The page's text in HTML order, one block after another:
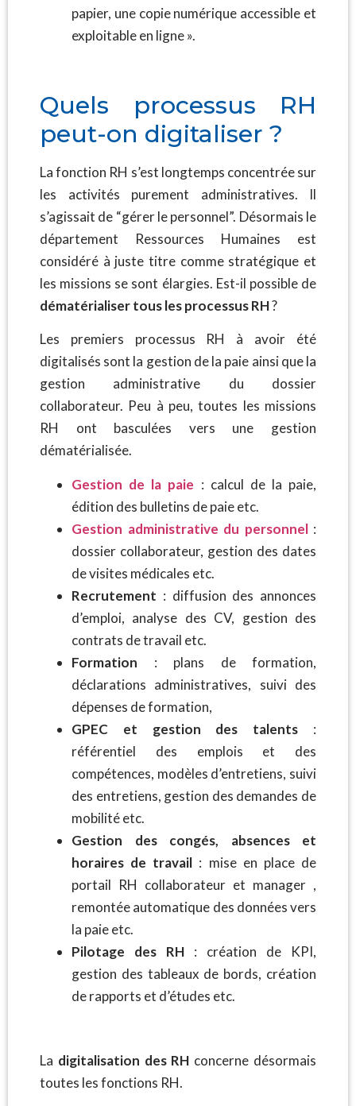
papier, une copie numérique accessible et
exploitable en ligne ».
Quels processus RH
peut-on digitaliser ?
La fonction RH s’est longtemps concentrée sur
les activités purement administratives. Il
s’agissait de “gérer le personnel”. Désormais le
département Ressources Humaines est
considéré à juste titre comme stratégique et
les missions se sont élargies. Est-il possible de
dématérialiser tous les processus RH?
Les premiers processus RH à avoir été
digitalisés sont la gestion de la paie ainsi que la
gestion administrative du dossier
collaborateur. Peu à peu, toutes les missions
RH ont basculées vers une gestion
dématérialisée.
Gestion de la paie : calcul de la paie,
édition des bulletins de paie etc.
Gestion administrative du personnel:
dossier collaborateur, gestion des dates
de visites médicales etc.
Recrutement : diffusion des annonces
d’emploi, analyse des CV, gestion des
contrats de travail etc.
Formation : plans de formation,
déclarations administratives, suivi des
dépenses de formation,
GPEC et gestion des talents :
référentiel des emplois et des
compétences, modèles d’entretiens, suivi
des entretiens, gestion des demandes de
mobilité etc.
Gestion des congés, absences et
horaires de travail : mise en place de
portail RH collaborateur et manager ,
remontée automatique des données vers
la paie etc.
Pilotage des RH : création de KPI,
gestion des tableaux de bords, création
de rapports et d’études etc.
La digitalisation des RH concerne désormais
toutes les fonctions RH.